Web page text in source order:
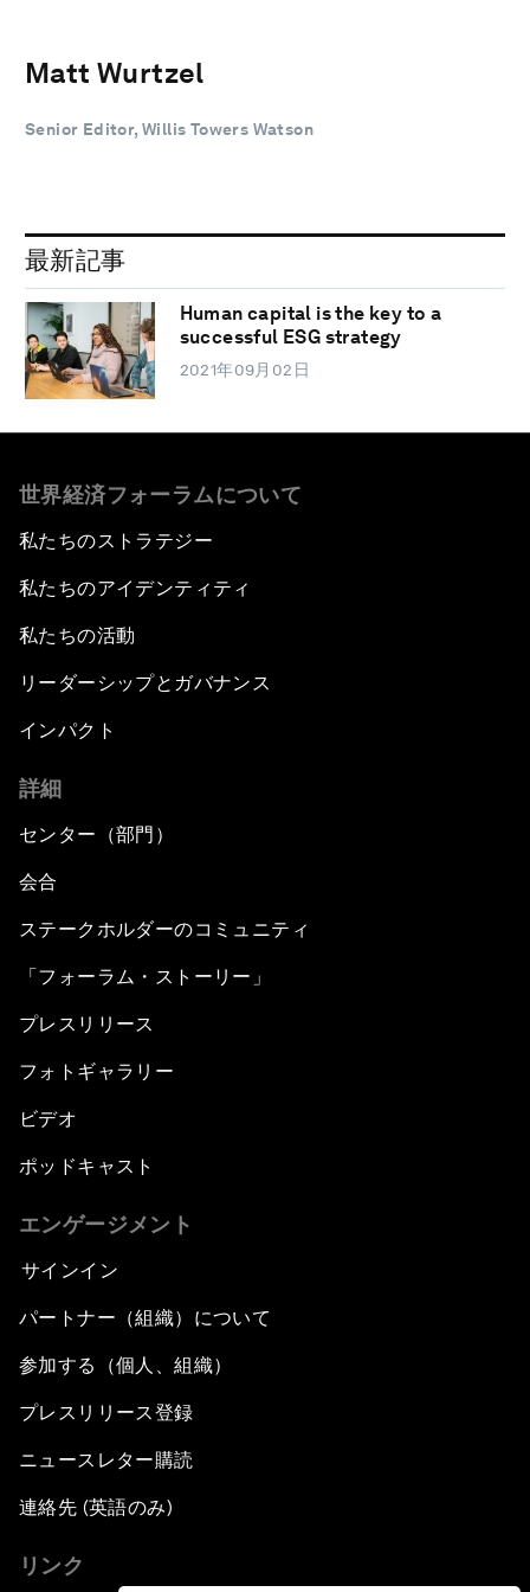
Matt Wurtzel
Senior Editor, Willis Towers Watson
最新記事
Human capital is the key to a
successful ESG strategy
2021年09月02日
世界経済フォーラムについて
私たちのストラテジー
私たちのアイデンティティ
私たちの活動
リーダーシップとガバナンス
インパクト
詳細
センター（部門）
会合
ステークホルダーのコミュニティ
「フォーラム・ストーリー」
プレスリリース
フォトギャラリー
ビデオ
ポッドキャスト
エンゲージメント
サインイン
パートナー（組織）について
参加する（個人、組織）
プレスリリース登録
ニュースレター購読
連絡先 (英語のみ)
リンク